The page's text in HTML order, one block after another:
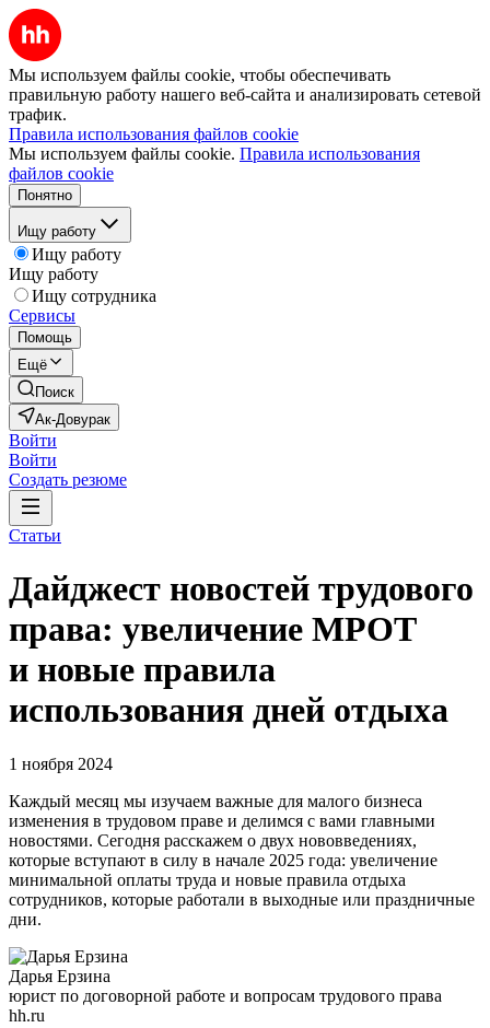
Мы используем файлы cookie, чтобы обеспечивать
правильную работу нашего веб-сайта и анализировать сетевой
трафик.
Правила использования файлов cookie
Мы используем файлы cookie. Правила использования
файлов cookie
Понятно
Ищу работу
Ищу работу
Ищу работу
Ищу сотрудника
Сервисы
Помощь
Ещё
Поиск
Ак-Довурак
Войти
Войти
Создать резюме
Статьи
Дайджест новостей трудового
права: увеличение МРОТ
и новые правила
использования дней отдыха
1 ноября 2024
Каждый месяц мы изучаем важные для малого бизнеса
изменения в трудовом праве и делимся с вами главными
новостями. Сегодня расскажем о двух нововведениях,
которые вступают в силу в начале 2025 года: увеличение
минимальной оплаты труда и новые правила отдыха
сотрудников, которые работали в выходные или праздничные
дни.
Дарья Ерзина
юрист по договорной работе и вопросам трудового права
hh.ru